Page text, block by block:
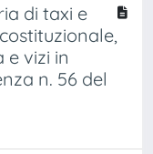
di taxi e
vizi in
n. 56 del